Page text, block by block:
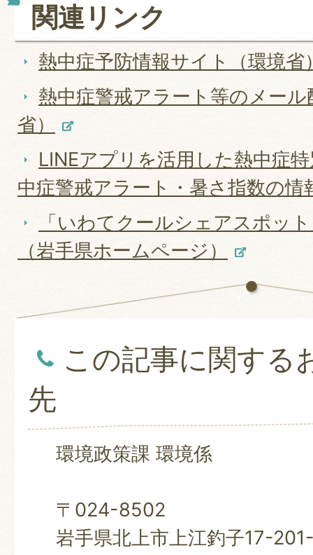
関連リンク
熱中症予防情報サイト（環境省
熱中症警戒アラート等のメー
省）
LINEアプリを活用した熱中症
中症警戒アラート・暑さ指数の情
「いわてクールシェアスポッ
（岩手県ホームページ）
この記事に関する
先
環境政策課 環境係
〒024-8502
岩手県北上市上江釣子17-